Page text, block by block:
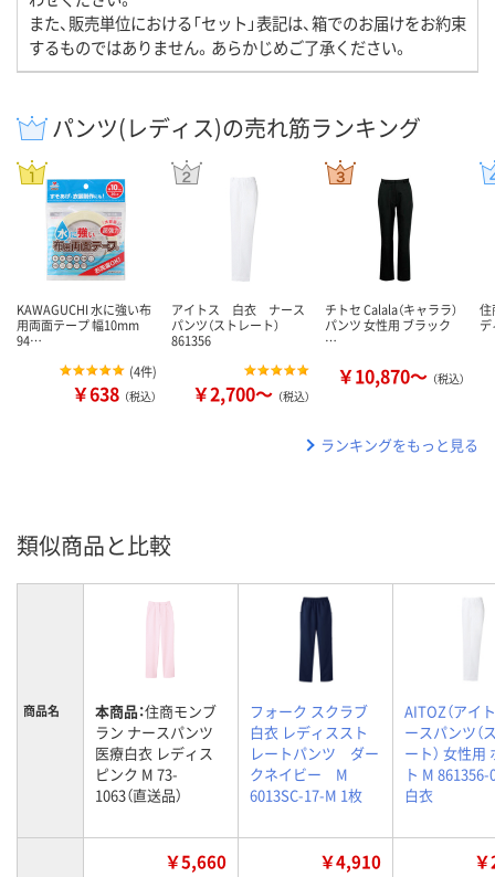
また、販売単位における「セット」表記は、箱でのお届けをお約束
するものではありません。あらかじめご了承ください。
パンツ(レディス)の売れ筋ランキング
KAWAGUCHI 水に強い布
用両面テープ 幅10mm
94…
(4件)
￥638 （税込）
アイトス 白衣 ナース
パンツ（ストレート）
861356
￥2,700～ （税込）
チトセ Calala（キャララ）
パンツ 女性用 ブラック
…
￥10,870～ （税込）
住
ランキングをもっと見る
類似商品と比較
商品名 本商品：住商モンブ
ラン ナースパンツ
医療白衣 レディス
ピンク M 73-
1063（直送品）
フォーク スクラブ
白衣 レディススト
レートパンツ ダー
クネイビー M
6013SC-17-M 1枚
AITOZ（アイ
ースパンツ（
ート） 女性用
ト M
白衣
￥5,660 ￥4,910